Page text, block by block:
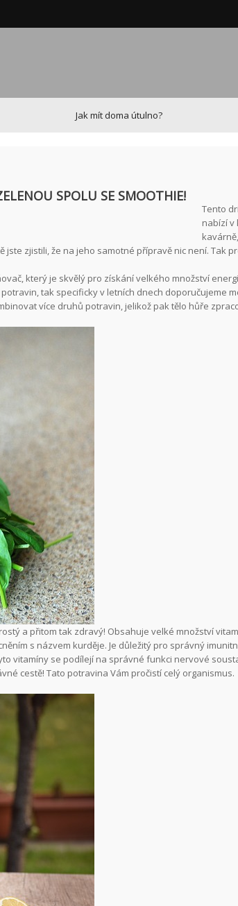
Jak mít doma útulno?
SPOLU SE SMOOTHIE!
Tento
nabízí v
zjistili, že na jeho samotné přípravě nic není. Tak
který je skvělý pro získání velkého množství
tak specificky v letních dnech doporučujeme
více druhů potravin, jelikož pak tělo hůře
a přitom tak zdravý! Obsahuje velké množství
s názvem kurděje. Je důležitý pro správný
vitamíny se podílejí na správné funkci nervové
cestě! Tato potravina Vám pročistí celý organismus.